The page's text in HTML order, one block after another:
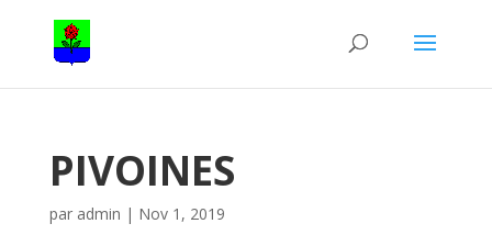
PIVOINES
par admin | Nov 1, 2019